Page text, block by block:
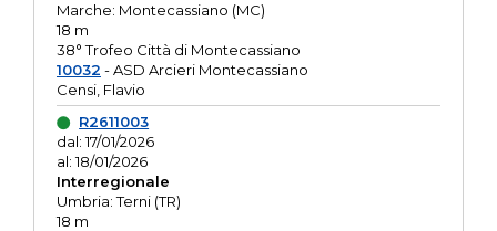
Marche: Montecassiano (MC)
18 m
38° Trofeo Città di Montecassiano
10032 - ASD Arcieri Montecassiano
Censi, Flavio
R2611003
dal: 17/01/2026
al: 18/01/2026
Interregionale
Umbria: Terni (TR)
18 m